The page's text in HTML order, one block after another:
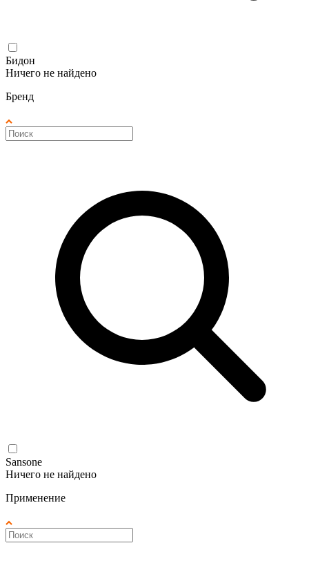
Бидон
Ничего не найдено
Бренд
Sansone
Ничего не найдено
Применение